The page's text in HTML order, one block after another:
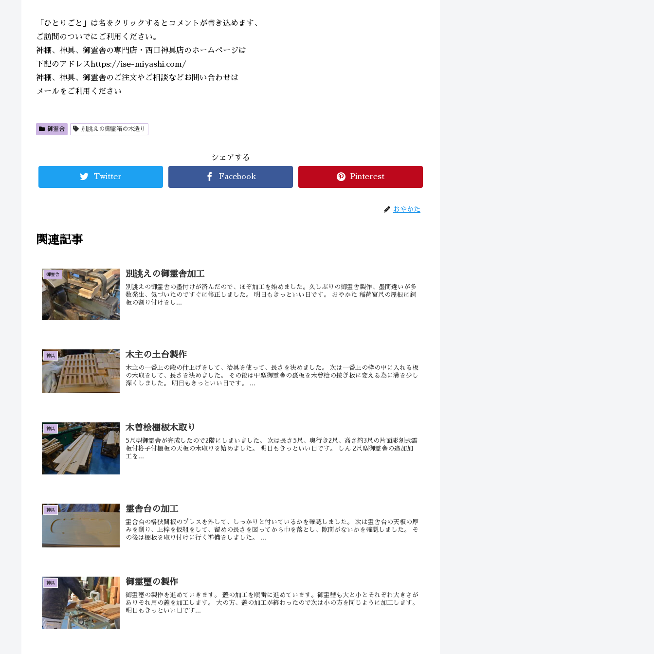
「ひとりごと」は名をクリックするとコメントが書き込めます、
ご訪問のついでにご利用ください。
神棚、神具、御霊舎の専門店・西口神具店のホームページは
下記のアドレスhttps://ise-miyashi.com/
神棚、神具、御霊舎のご注文やご相談などお問い合わせは
メールをご利用ください
御霊舎 別誂えの御霊箱の木造り
シェアする
Twitter Facebook Pinterest
おやかた
関連記事
御霊舎 別誂えの御霊舎加工
別誂えの御霊舎の墨付けが済んだので、ほぞ加工を始めました。久しぶりの御霊舎製作、墨間違いが多
数発生、気づいたのですぐに修正しました。 明日もきっといい日です。 おやかた 稲荷宮尺の屋根に銅
板の割り付けをし...
神具 木主の土台製作
木主の一番上の段の仕上げをして、治具を使って、長さを決めました。 次は一番上の枠の中に入れる板
の木取をして、長さを決めました。 その後は中型御霊舎の裏板を木曾桧の接ぎ板に変える為に溝を少し
深くしました。 明日もきっといい日です。 ...
神具 木曽桧棚板木取り
5尺型御霊舎が完成したので2階にしまいました。 次は長さ5尺、奥行き2尺、高さ約3尺の片面彫刻式雲
板付格子付棚板の天板の木取りを始めました。 明日もきっといい日です。 しん 2尺型御霊舎の追加加
工を...
神具 霊舎台の加工
霊舎台の格狭間板のプレスを外して、しっかりと付いているかを確認しました。 次は霊舎台の天板の厚
みを削り、上枠を仮組をして、留めの長さを図ってから巾を落とし、隙間がないかを確認しました。 そ
の後は棚板を取り付けに行く準備をしました。 ...
神具 御霊璽の製作
御霊璽の製作を進めていきます。 蓋の加工を順番に進めています。御霊璽も大と小とそれぞれ大きさが
ありそれ用の蓋を加工します。 大の方、蓋の加工が終わったので次は小の方を同じように加工します。
明日もきっといい日です...